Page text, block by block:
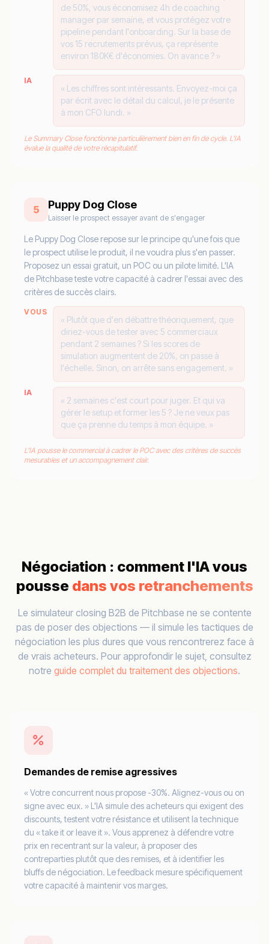
de 50%, vous économisez 4h de coaching
manager par semaine, et vous protégez votre
pipeline pendant l'onboarding. Sur la base de
vos 15 recrutements prévus, ça représente
environ 180K€ d'économies. On avance ? »
IA
« Les chiffres sont intéressants. Envoyez-moi ça
par écrit avec le détail du calcul, je le présente
à mon CFO lundi. »
Le Summary Close fonctionne particulièrement bien en fin de cycle. L'IA
évalue la qualité de votre récapitulatif.
5 Puppy Dog Close
Laisser le prospect essayer avant de s'engager
Le Puppy Dog Close repose sur le principe qu'une fois que
le prospect utilise le produit, il ne voudra plus s'en passer.
Proposez un essai gratuit, un POC ou un pilote limité. L'IA
de Pitchbase teste votre capacité à cadrer l'essai avec des
critères de succès clairs.
VOUS
« Plutôt que d'en débattre théoriquement, que
diriez-vous de tester avec 5 commerciaux
pendant 2 semaines ? Si les scores de
simulation augmentent de 20%, on passe à
l'échelle. Sinon, on arrête sans engagement. »
IA
« 2 semaines c'est court pour juger. Et qui va
gérer le setup et former les 5 ? Je ne veux pas
que ça prenne du temps à mon équipe. »
L'IA pousse le commercial à cadrer le POC avec des critères de succès
mesurables et un accompagnement clair.
Négociation : comment l'IA vous
pousse dans vos retranchements
Le simulateur closing B2B de Pitchbase ne se contente
pas de poser des objections — il simule les tactiques de
négociation les plus dures que vous rencontrerez face à
de vrais acheteurs. Pour approfondir le sujet, consultez
notre guide complet du traitement des objections.
Demandes de remise agressives
« Votre concurrent nous propose -30%. Alignez-vous ou on
signe avec eux. » L'IA simule des acheteurs qui exigent des
discounts, testent votre résistance et utilisent la technique
du « take it or leave it ». Vous apprenez à défendre votre
prix en recentrant sur la valeur, à proposer des
contreparties plutôt que des remises, et à identifier les
bluffs de négociation. Le feedback mesure spécifiquement
votre capacité à maintenir vos marges.